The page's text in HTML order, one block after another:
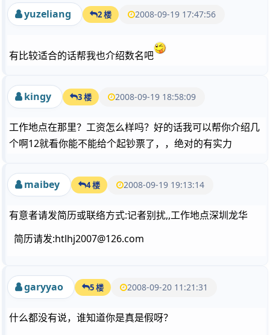
yuzeliang 2 楼 2008-09-19 17:47:56
有比较适合的话帮我也介绍数名吧
kingy 3 楼 2008-09-19 18:58:09
工作地点在那里？工资怎么样吗？好的话我可以帮你介绍几
个啊12就看你能不能给个起钞票了，，绝对的有实力
maibey 4 楼 2008-09-19 19:13:14
有意者请发简历或联络方式:记者别扰,,工作地点深圳龙华
简历请发:htlhj2007@126.com
garyyao 5 楼 2008-09-20 11:21:31
什么都没有说，谁知道你是真是假呀？